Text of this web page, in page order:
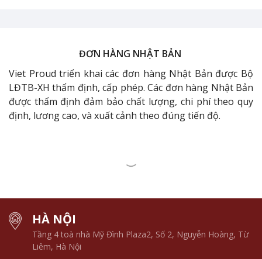
ĐƠN HÀNG NHẬT BẢN
Viet Proud triển khai các đơn hàng Nhật Bản được Bộ
LĐTB-XH thẩm định, cấp phép. Các đơn hàng Nhật Bản
được thẩm định đảm bảo chất lượng, chi phí theo quy
định, lương cao, và xuất cảnh theo đúng tiến độ.
HÀ NỘI
Tầng 4 toà nhà Mỹ Đình Plaza2, Số 2, Nguyễn Hoàng, Từ
Liêm, Hà Nội